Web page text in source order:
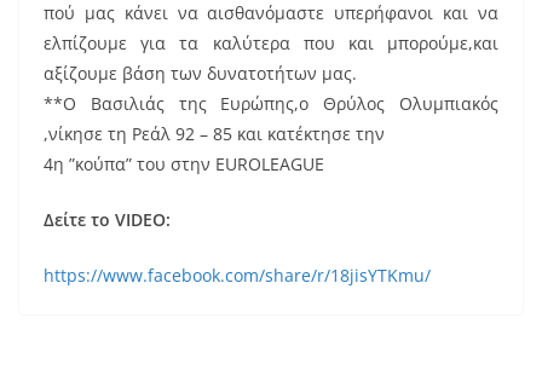
πού μας κάνει να αισθανόμαστε υπερήφανοι και να
ελπίζουμε για τα καλύτερα που και μπορούμε,και
αξίζουμε βάση των δυνατοτήτων μας.
**Ο Βασιλιάς της Ευρώπης,ο Θρύλος Ολυμπιακός
,νίκησε τη Ρεάλ 92 – 85 και κατέκτησε την
4η ”κούπα” του στην EUROLEAGUE
Δείτε το VIDEO:
https://www.facebook.com/share/r/18jisYTKmu/